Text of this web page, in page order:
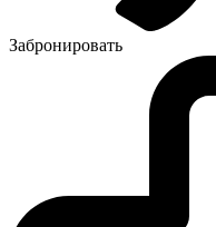
Забронировать